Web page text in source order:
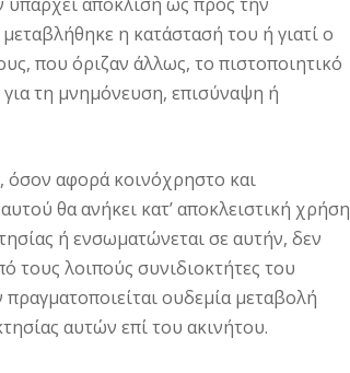
η κατάστασή του ή γιατί ο
που όριζαν άλλως, το πιστοποιητικό
τη μνημόνευση, επισύναψη ή
όσον αφορά κοινόχρηστο και
θα ανήκει κατ’ αποκλειστική χρήση
ή ενσωματώνεται σε αυτήν, δεν
τους λοιπούς συνιδιοκτήτες του
ουδεμία μεταβολή
αυτών επί του ακινήτου.